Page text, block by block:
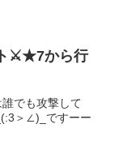
ト⚔️★7から行
でも攻撃して
＞∠)_ですーー